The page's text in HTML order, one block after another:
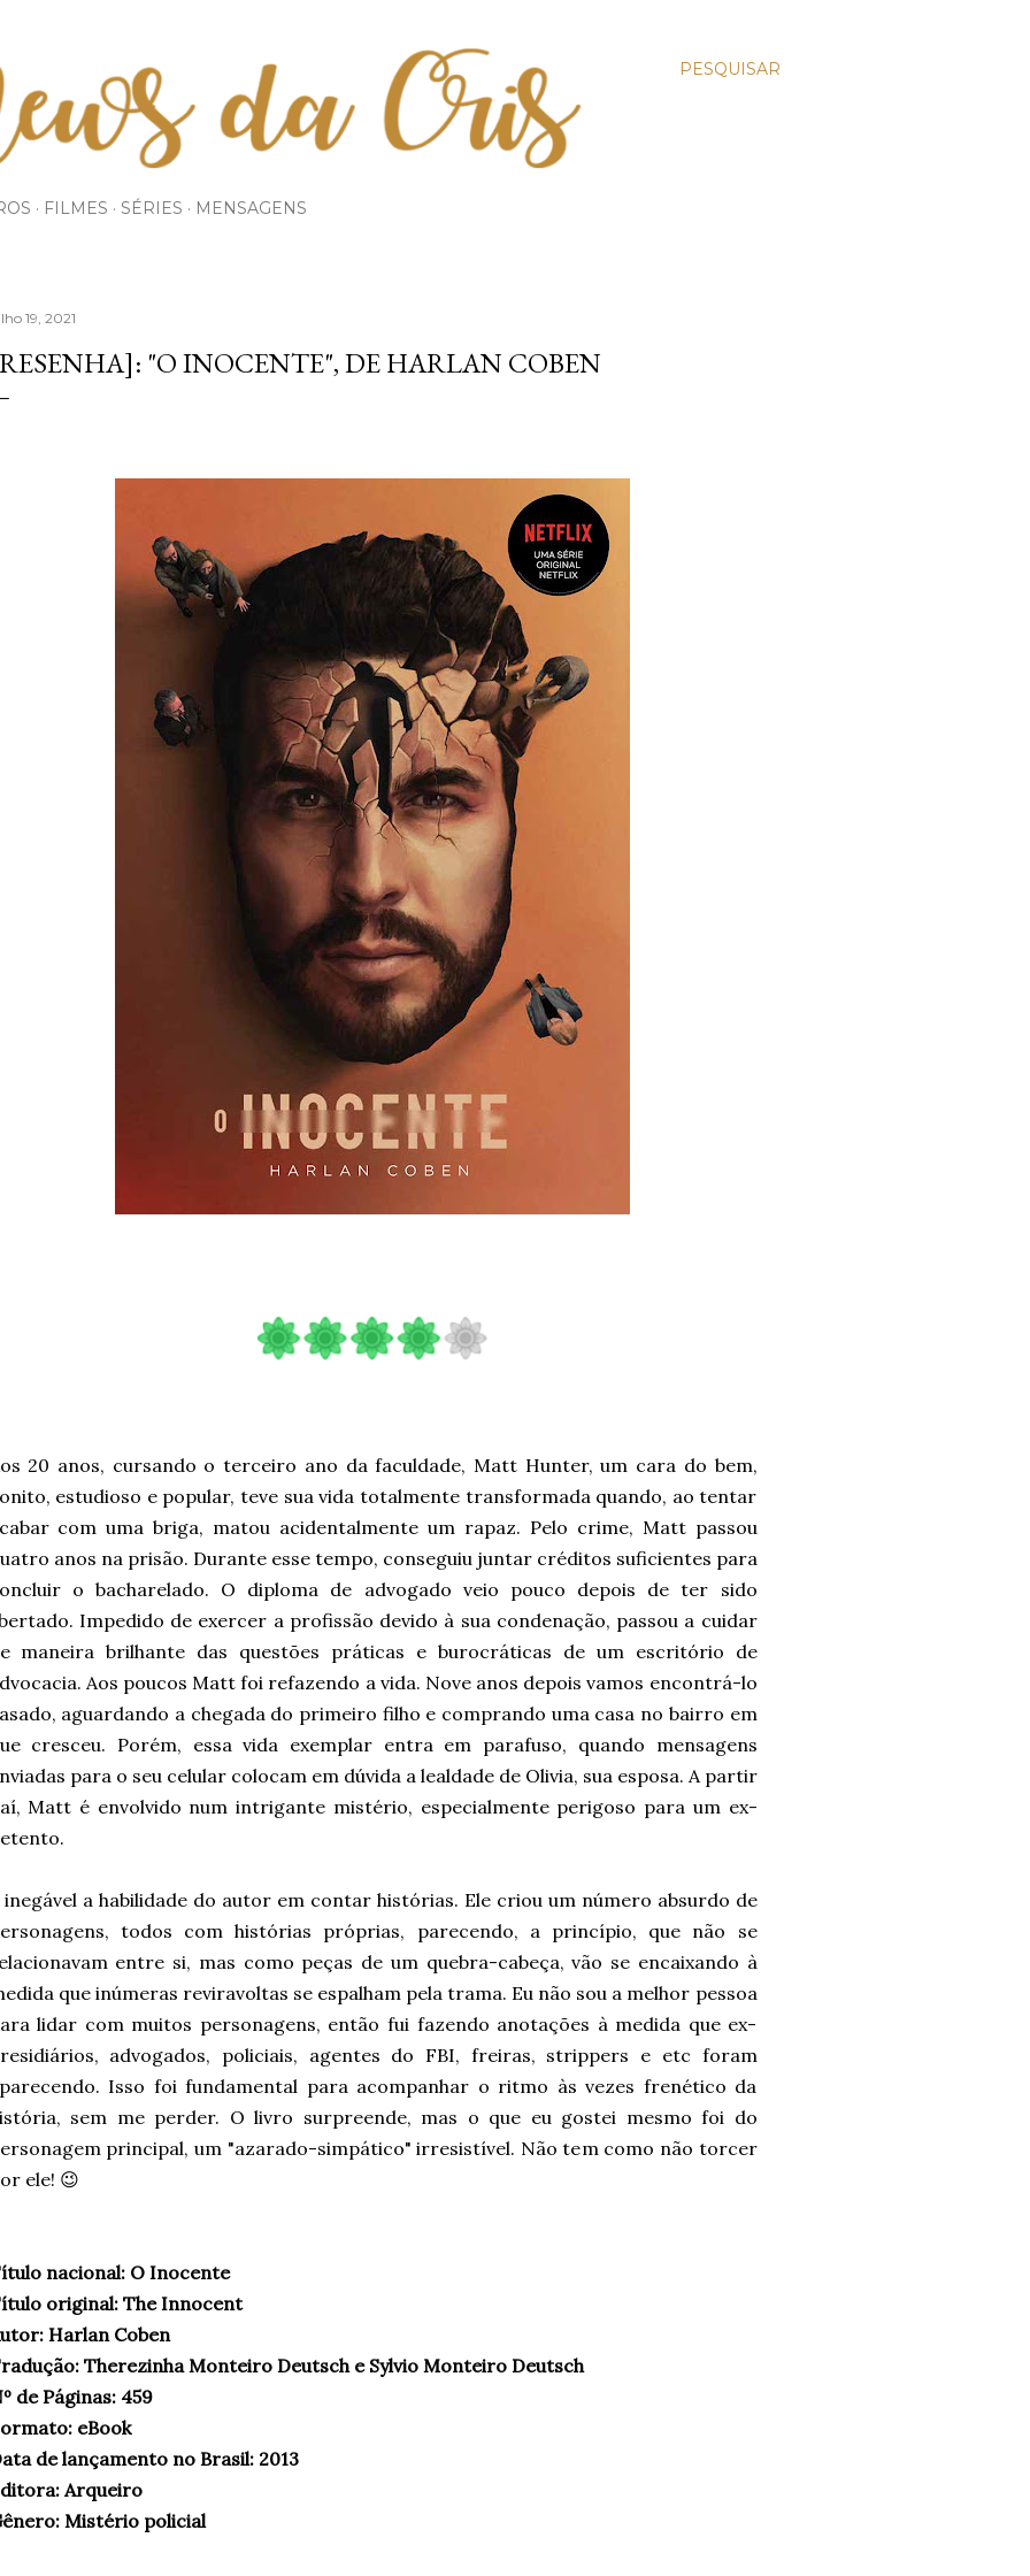
PESQUISAR
FILMES SÉRIES MENSAGENS
19, 2021
"O INOCENTE", DE HARLAN COBEN
20 anos, cursando o terceiro ano da faculdade, Matt Hunter, um cara do bem,
estudioso e popular, teve sua vida totalmente transformada quando, ao tentar
com uma briga, matou acidentalmente um rapaz. Pelo crime, Matt passou
anos na prisão. Durante esse tempo, conseguiu juntar créditos suficientes para
o bacharelado. O diploma de advogado veio pouco depois de ter sido
Impedido de exercer a profissão devido à sua condenação, passou a cuidar
maneira brilhante das questões práticas e burocráticas de um escritório de
Aos poucos Matt foi refazendo a vida. Nove anos depois vamos encontrá-lo
aguardando a chegada do primeiro filho e comprando uma casa no bairro em
cresceu. Porém, essa vida exemplar entra em parafuso, quando mensagens
para o seu celular colocam em dúvida a lealdade de Olivia, sua esposa. A partir
Matt é envolvido num intrigante mistério, especialmente perigoso para um ex-
inegável a habilidade do autor em contar histórias. Ele criou um número absurdo de
todos com histórias próprias, parecendo, a princípio, que não se
entre si, mas como peças de um quebra-cabeça, vão se encaixando à
que inúmeras reviravoltas se espalham pela trama. Eu não sou a melhor pessoa
lidar com muitos personagens, então fui fazendo anotações à medida que ex-
advogados, policiais, agentes do FBI, freiras, strippers e etc foram
Isso foi fundamental para acompanhar o ritmo às vezes frenético da
sem me perder. O livro surpreende, mas o que eu gostei mesmo foi do
principal, um "azarado-simpático" irresistível. Não tem como não torcer
ele! 😉
nacional: O Inocente
original: The Innocent
Harlan Coben
Therezinha Monteiro Deutsch e Sylvio Monteiro Deutsch
de Páginas: 459
eBook
de lançamento no Brasil: 2013
Arqueiro
Mistério policial